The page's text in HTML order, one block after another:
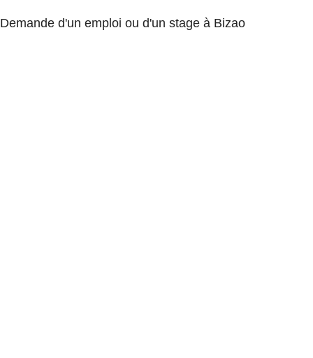
Demande d'un emploi ou d'un stage à Bizao